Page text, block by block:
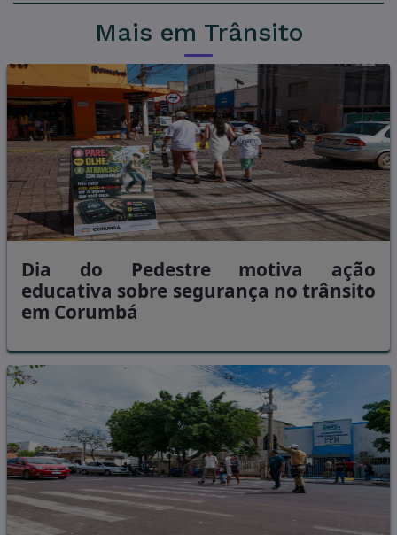
Mais em Trânsito
Dia do Pedestre motiva ação
educativa sobre segurança no trânsito
em Corumbá